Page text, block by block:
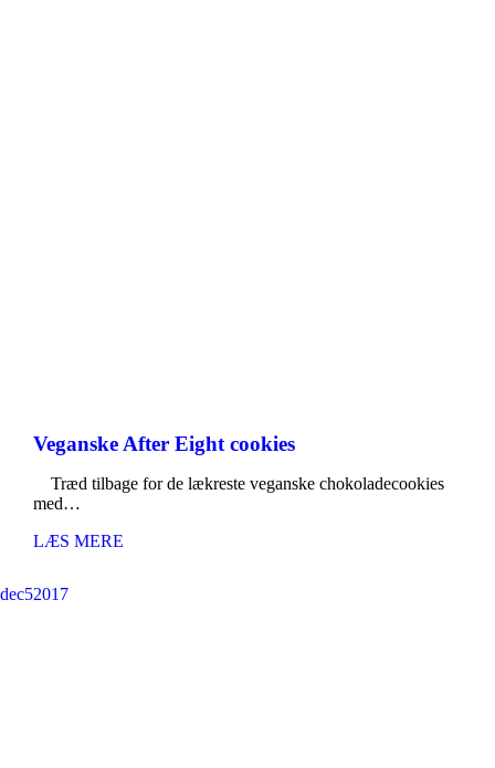
Veganske After Eight cookies
Træd tilbage for de lækreste veganske chokoladecookies
med…
LÆS MERE
dec52017